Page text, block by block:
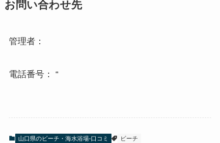
お問い合わせ先
管理者：
電話番号： “
山口県のビーチ・海水浴場-口コミ ビーチ